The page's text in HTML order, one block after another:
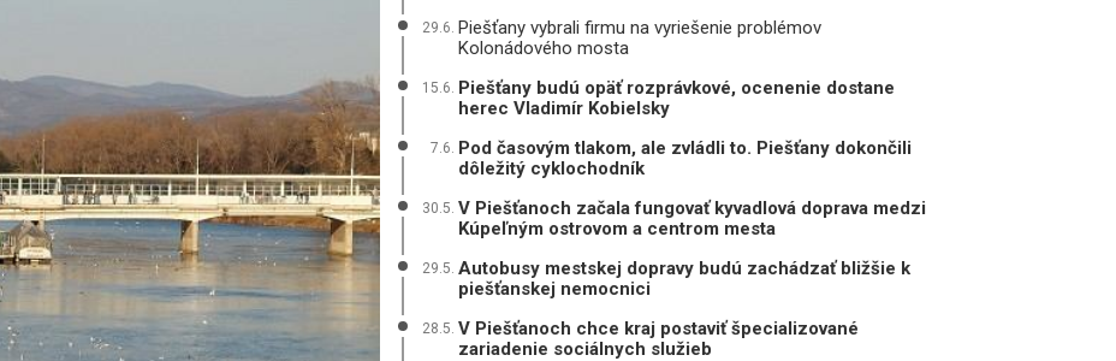
29.6. Piešťany vybrali firmu na vyriešenie problémov
Kolonádového mosta
15.6. Piešťany budú opäť rozprávkové, ocenenie dostane
herec Vladimír Kobielsky
7.6. Pod časovým tlakom, ale zvládli to. Piešťany dokončili
dôležitý cyklochodník
30.5. V Piešťanoch začala fungovať kyvadlová doprava medzi
Kúpeľným ostrovom a centrom mesta
29.5. Autobusy mestskej dopravy budú zachádzať bližšie k
piešťanskej nemocnici
28.5. V Piešťanoch chce kraj postaviť špecializované
zariadenie sociálnych služieb